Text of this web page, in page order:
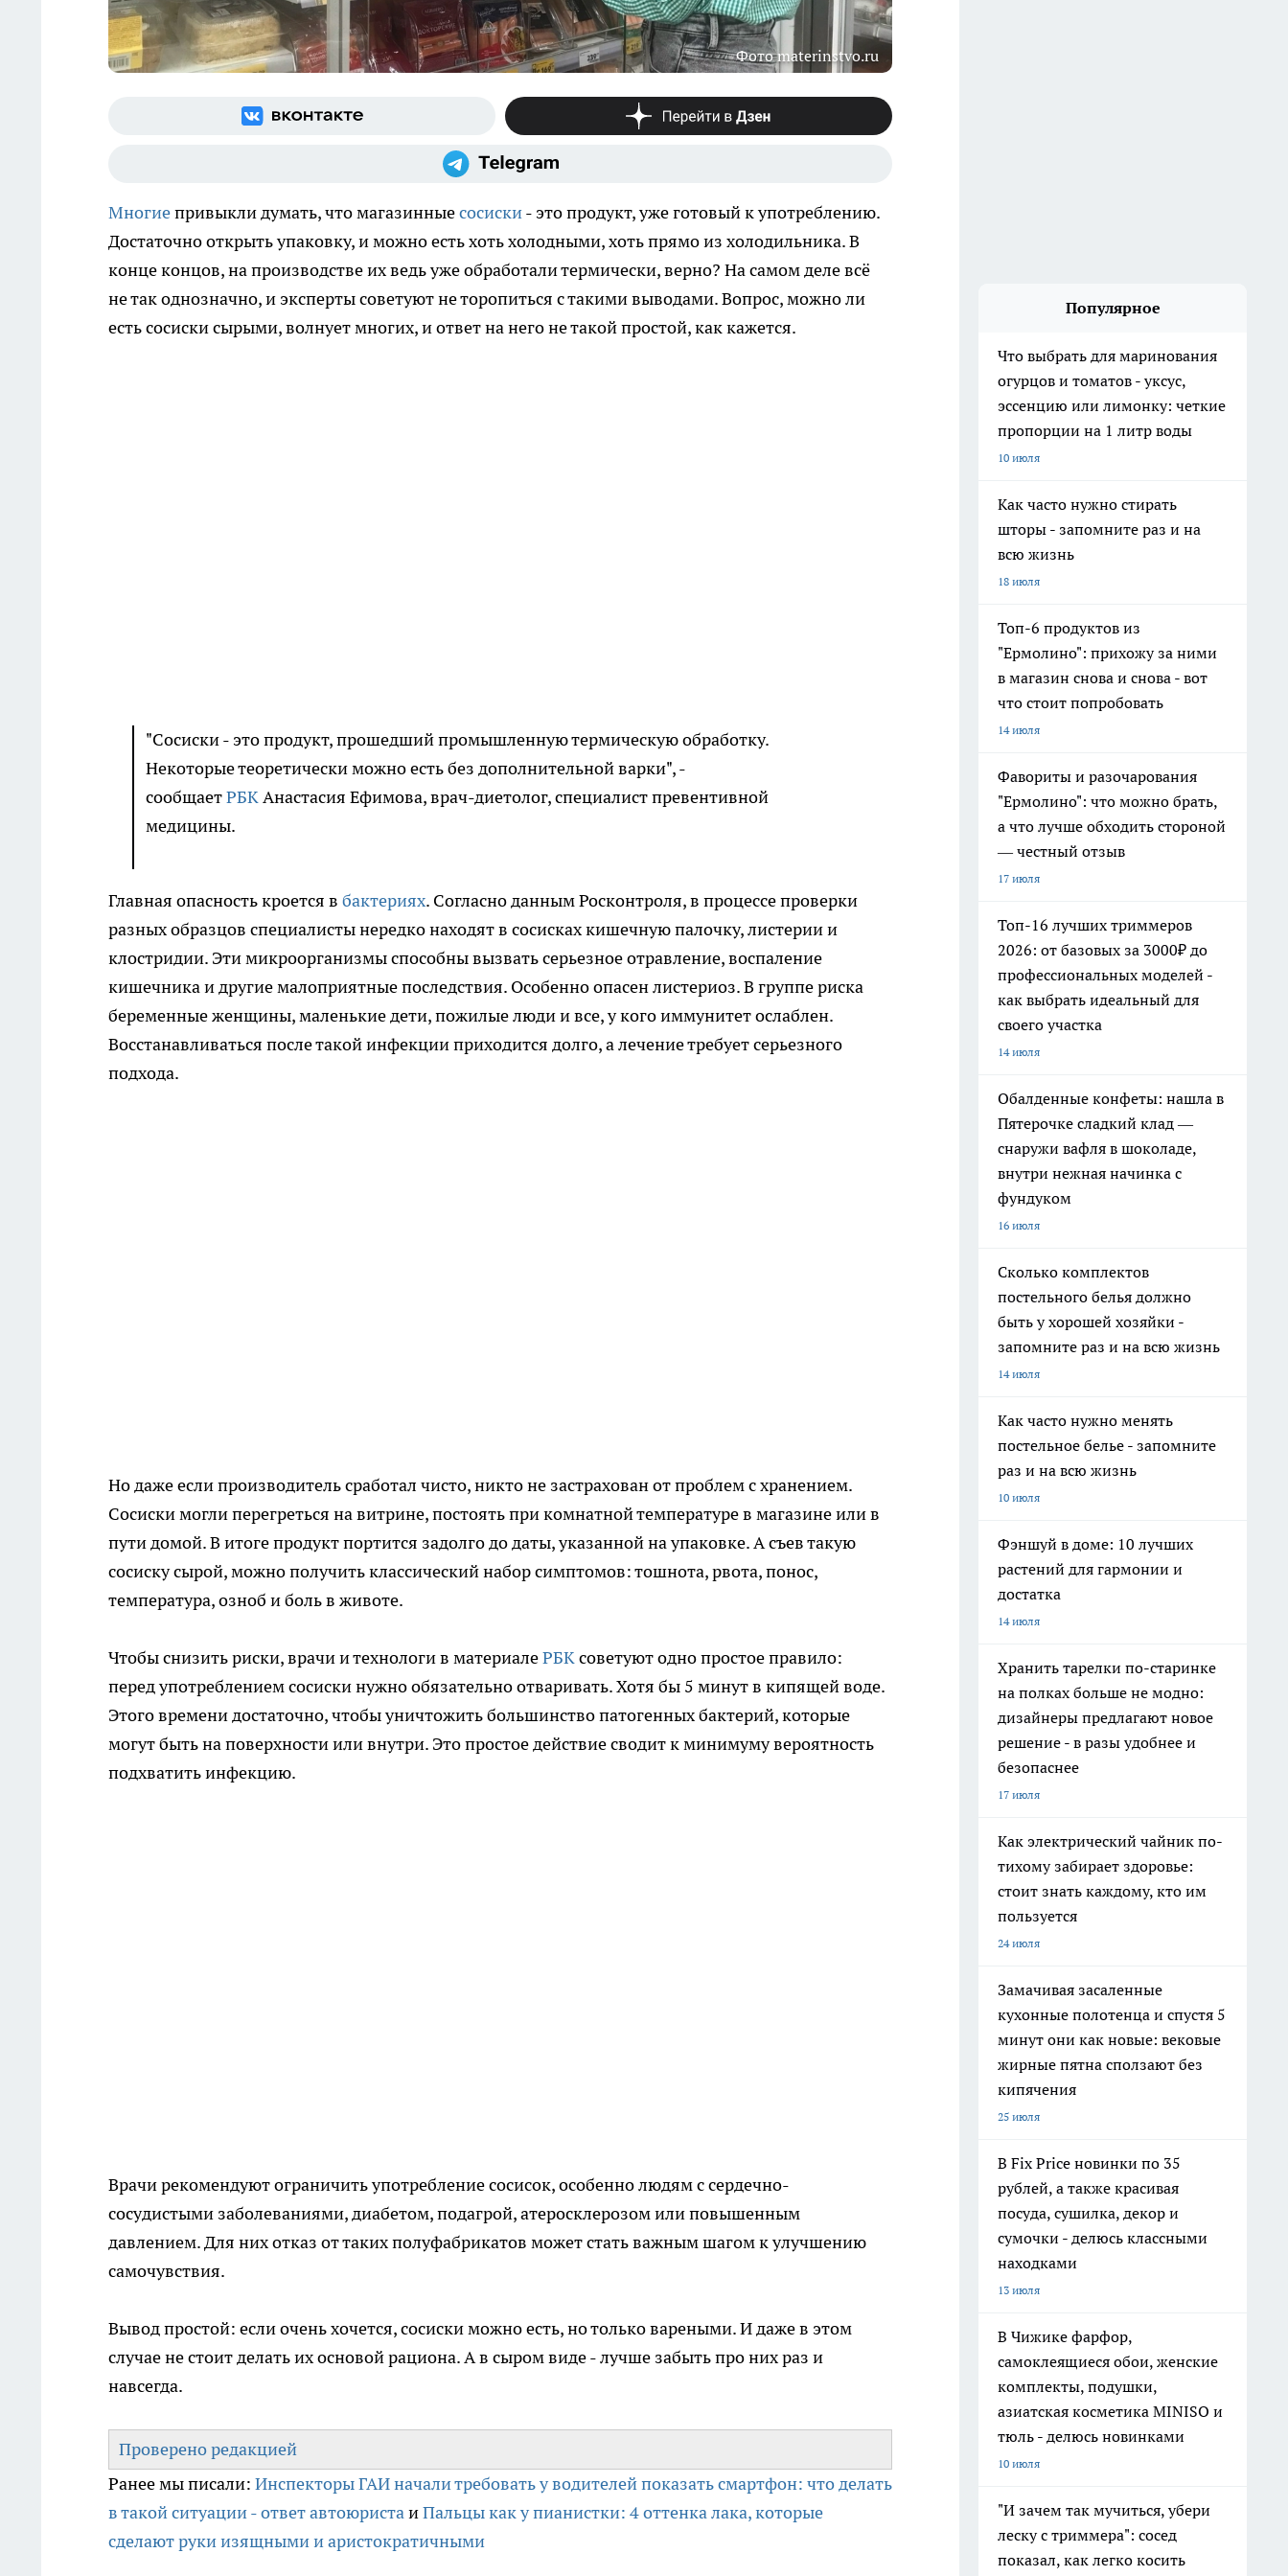
Фото materinstvo.ru
Многиепривыкли думать, что магазинныесосиски- это продукт, уже готовый к употреблению.
Достаточно открыть упаковку, и можно есть хоть холодными, хоть прямо из холодильника. В
конце концов, на производстве их ведь уже обработали термически, верно? На самом деле всё
не так однозначно, и эксперты советуют не торопиться с такими выводами. Вопрос, можно ли
есть сосиски сырыми, волнует многих, и ответ на него не такой простой, как кажется.
"Сосиски - это продукт, прошедший промышленную термическую обработку.
Некоторые теоретически можно есть без дополнительной варки", -
сообщаетРБКАнастасия Ефимова, врач-диетолог, специалист превентивной
медицины.
Главная опасность кроется в бактериях. Согласно данным Росконтроля, в процессе проверки
разных образцов специалисты нередко находят в сосисках кишечную палочку, листерии и
клостридии. Эти микроорганизмы способны вызвать серьезное отравление, воспаление
кишечника и другие малоприятные последствия. Особенно опасен листериоз. В группе риска
беременные женщины, маленькие дети, пожилые люди и все, у кого иммунитет ослаблен.
Восстанавливаться после такой инфекции приходится долго, а лечение требует серьезного
подхода.
Но даже если производитель сработал чисто, никто не застрахован от проблем с хранением.
Сосиски могли перегреться на витрине, постоять при комнатной температуре в магазине или в
пути домой. В итоге продукт портится задолго до даты, указанной на упаковке. А съев такую
сосиску сырой, можно получить классический набор симптомов: тошнота, рвота, понос,
температура, озноб и боль в животе.
Чтобы снизить риски, врачи и технологи в материалеРБКсоветуют одно простое правило:
перед употреблением сосиски нужно обязательно отваривать. Хотя бы 5 минут в кипящей воде.
Этого времени достаточно, чтобы уничтожить большинство патогенных бактерий, которые
могут быть на поверхности или внутри. Это простое действие сводит к минимуму вероятность
подхватить инфекцию.
Врачи рекомендуют ограничить употребление сосисок, особенно людям с сердечно-
сосудистыми заболеваниями, диабетом, подагрой, атеросклерозом или повышенным
давлением. Для них отказ от таких полуфабрикатов может стать важным шагом к улучшению
самочувствия.
Вывод простой: если очень хочется, сосиски можно есть, но только вареными. И даже в этом
случае не стоит делать их основой рациона. А в сыром виде - лучше забыть про них раз и
навсегда.
Проверено редакцией
Ранее мы писали: Инспекторы ГАИ начали требовать у водителей показать смартфон: что делать
в такой ситуации - ответ автоюристаиПальцы как у пианистки: 4 оттенка лака, которые
сделают руки изящными и аристократичными
Популярное
Что выбрать для маринования
огурцов и томатов - уксус,
эссенцию или лимонку: четкие
пропорции на 1 литр воды
10 июля
Как часто нужно стирать
шторы - запомните раз и на
всю жизнь
18 июля
Топ-6 продуктов из
"Ермолино": прихожу за ними
в магазин снова и снова - вот
что стоит попробовать
14 июля
Фавориты и разочарования
"Ермолино": что можно брать,
а что лучше обходить стороной
— честный отзыв
17 июля
Топ-16 лучших триммеров
2026: от базовых за 3000₽ до
профессиональных моделей -
как выбрать идеальный для
своего участка
14 июля
Обалденные конфеты: нашла в
Пятерочке сладкий клад —
снаружи вафля в шоколаде,
внутри нежная начинка с
фундуком
16 июля
Сколько комплектов
постельного белья должно
быть у хорошей хозяйки -
запомните раз и на всю жизнь
14 июля
Как часто нужно менять
постельное белье - запомните
раз и на всю жизнь
10 июля
Фэншуй в доме: 10 лучших
растений для гармонии и
достатка
14 июля
Хранить тарелки по-старинке
на полках больше не модно:
дизайнеры предлагают новое
решение - в разы удобнее и
безопаснее
17 июля
Как электрический чайник по-
тихому забирает здоровье:
стоит знать каждому, кто им
пользуется
24 июля
Замачивая засаленные
кухонные полотенца и спустя 5
минут они как новые: вековые
жирные пятна сползают без
кипячения
25 июля
В Fix Price новинки по 35
рублей, а также красивая
посуда, сушилка, декор и
сумочки - делюсь классными
находками
13 июля
В Чижике фарфор,
самоклеящиеся обои, женские
комплекты, подушки,
азиатская косметика MINISO и
тюль - делюсь новинками
10 июля
"И зачем так мучиться, убери
леску с триммера": сосед
показал, как легко косить